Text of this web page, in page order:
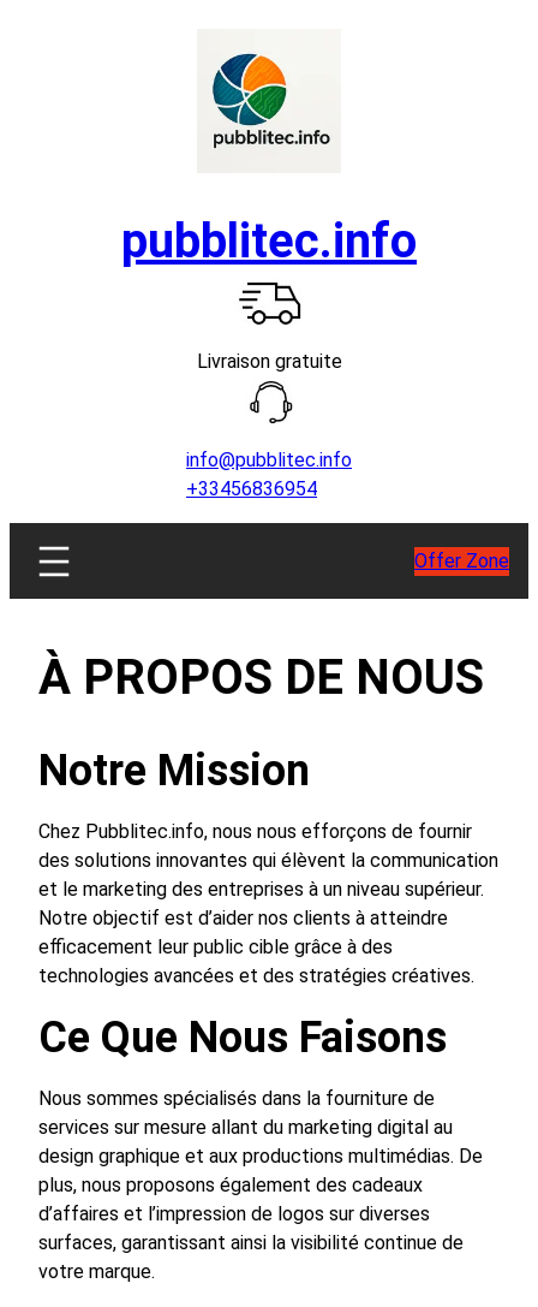
pubblitec.info
Livraison gratuite
info@pubblitec.info
+33456836954
Offer Zone
À PROPOS DE NOUS
Notre Mission
Chez Pubblitec.info, nous nous efforçons de fournir
des solutions innovantes qui élèvent la communication
et le marketing des entreprises à un niveau supérieur.
Notre objectif est d’aider nos clients à atteindre
efficacement leur public cible grâce à des
technologies avancées et des stratégies créatives.
Ce Que Nous Faisons
Nous sommes spécialisés dans la fourniture de
services sur mesure allant du marketing digital au
design graphique et aux productions multimédias. De
plus, nous proposons également des cadeaux
d’affaires et l’impression de logos sur diverses
surfaces, garantissant ainsi la visibilité continue de
votre marque.